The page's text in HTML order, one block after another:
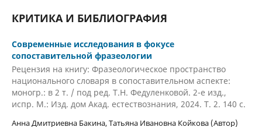
КРИТИКА И БИБЛИОГРАФИЯ
Современные исследования в фокусе
сопоставительной фразеологии
Рецензия на книгу: Фразеологическое пространство
национального словаря в сопоставительном аспекте:
моногр.: в 2 т. / под ред. Т.Н. Федуленковой. 2-е изд.,
испр. М.: Изд. дом Акад. естествознания, 2024. Т. 2. 140 с.
Анна Дмитриевна Бакина, Татьяна Ивановна Койкова (Автор)